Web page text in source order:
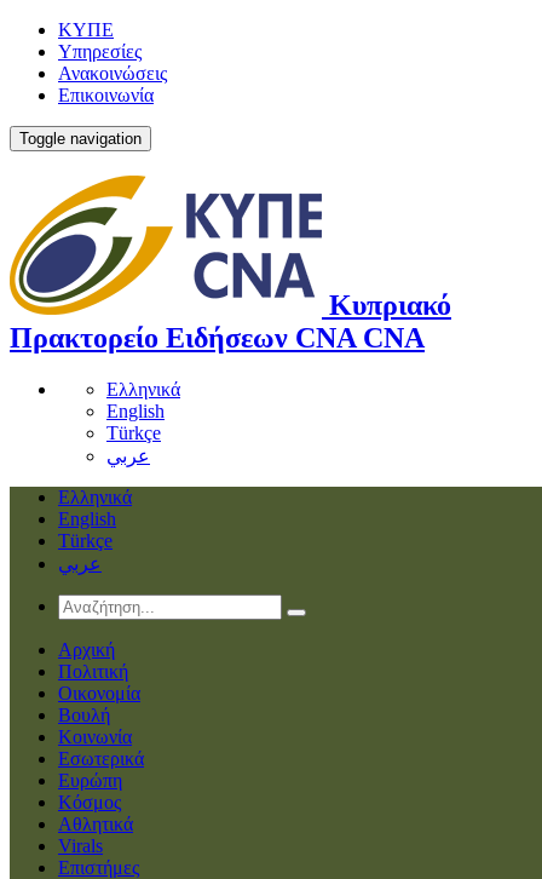
ΚΥΠΕ
Υπηρεσίες
Ανακοινώσεις
Επικοινωνία
Toggle navigation
Κυπριακό
Πρακτορείο Ειδήσεων CNA CNA
Ελληνικά
English
Türkçe
عربي
Ελληνικά
English
Türkçe
عربي
Αρχική
Πολιτική
Οικονομία
Βουλή
Κοινωνία
Εσωτερικά
Ευρώπη
Κόσμος
Αθλητικά
Virals
Επιστήμες